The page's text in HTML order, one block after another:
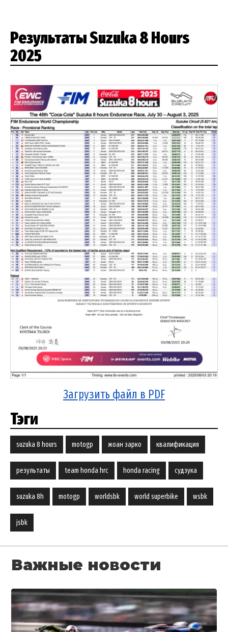
Результаты Suzuka 8 Hours
2025
Загрузить файл в PDF
Тэги
suzuka 8 hours motogp жоан зарко квалификация
результаты team honda hrc honda racing судзука
suzuka 8h motogp worldsbk world superbike wsbk
jsbk
Важные новости